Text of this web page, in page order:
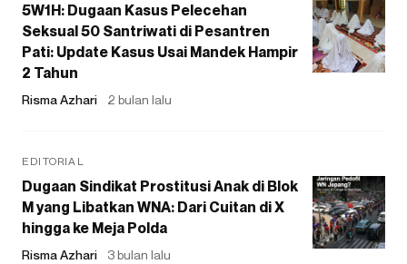
5W1H: Dugaan Kasus Pelecehan
Seksual 50 Santriwati di Pesantren
Pati: Update Kasus Usai Mandek Hampir
2 Tahun
Risma Azhari 2 bulan lalu
EDITORIAL
Dugaan Sindikat Prostitusi Anak di Blok
M yang Libatkan WNA: Dari Cuitan di X
hingga ke Meja Polda
Risma Azhari 3 bulan lalu